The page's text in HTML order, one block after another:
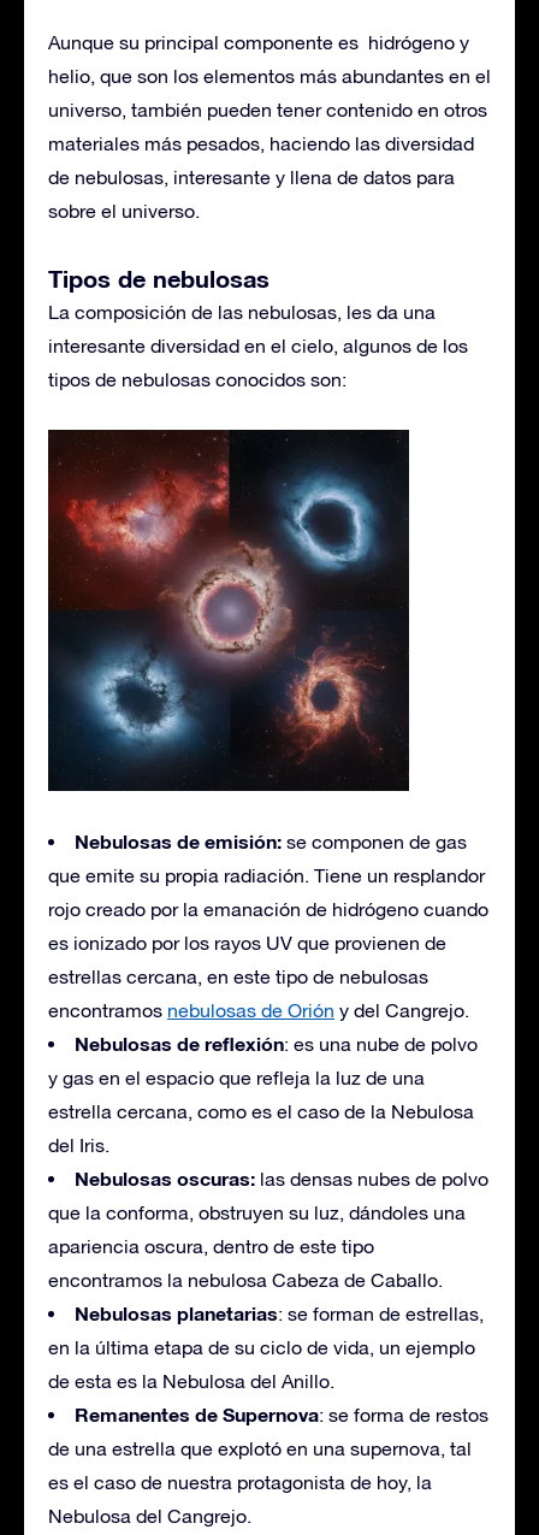
Aunque su principal componente es hidrógeno y
helio, que son los elementos más abundantes en el
universo, también pueden tener contenido en otros
materiales más pesados, haciendo las diversidad
de nebulosas, interesante y llena de datos para
sobre el universo.
Tipos de nebulosas
La composición de las nebulosas, les da una
interesante diversidad en el cielo, algunos de los
tipos de nebulosas conocidos son:
Nebulosas de emisión: se componen de gas
que emite su propia radiación. Tiene un resplandor
rojo creado por la emanación de hidrógeno cuando
es ionizado por los rayos UV que provienen de
estrellas cercana, en este tipo de nebulosas
encontramos nebulosas de Orión y del Cangrejo.
Nebulosas de reflexión: es una nube de polvo
y gas en el espacio que refleja la luz de una
estrella cercana, como es el caso de la Nebulosa
del Iris.
Nebulosas oscuras: las densas nubes de polvo
que la conforma, obstruyen su luz, dándoles una
apariencia oscura, dentro de este tipo
encontramos la nebulosa Cabeza de Caballo.
Nebulosas planetarias: se forman de estrellas,
en la última etapa de su ciclo de vida, un ejemplo
de esta es la Nebulosa del Anillo.
Remanentes de Supernova: se forma de restos
de una estrella que explotó en una supernova, tal
es el caso de nuestra protagonista de hoy, la
Nebulosa del Cangrejo.